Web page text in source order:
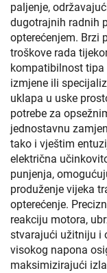
paljenje,
dugotrajnih radnih
opterećenjem. Brzi
troškove rada
kompatibilnost tipa
izmjene ili
uklapa u uske
potrebe za
jednostavnu
tako i vještim
električna
punjenja,
produženje vijeka
opterećenje.
reakciju motora,
stvarajući užitniju i
visokog napona
maksimizirajući